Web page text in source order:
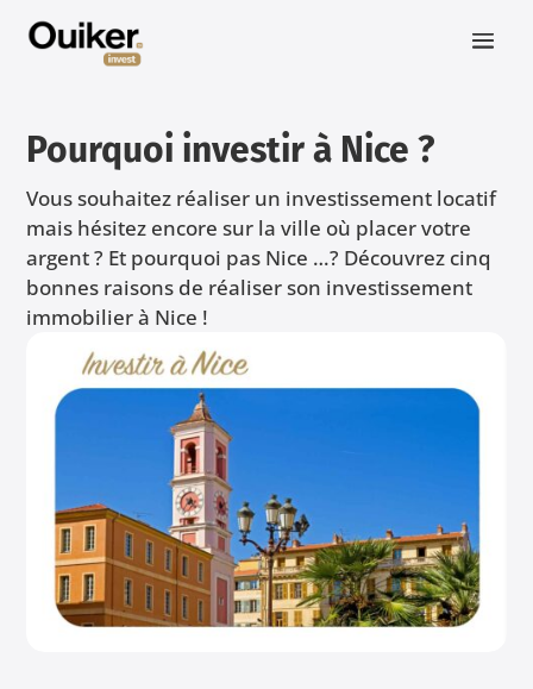
Pourquoi investir à Nice ?
Vous souhaitez réaliser un investissement locatif
mais hésitez encore sur la ville où placer votre
argent ? Et pourquoi pas Nice …? Découvrez cinq
bonnes raisons de réaliser son investissement
immobilier à Nice !